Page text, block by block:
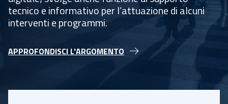
tecnico e informativo per l’attuazione di alcuni
interventi e programmi.
APPROFONDISCI L'ARGOMENTO